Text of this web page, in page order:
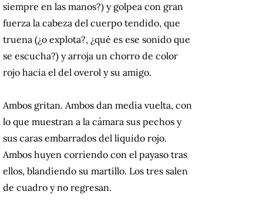
siempre en las manos?) y golpea con gran
fuerza la cabeza del cuerpo tendido, que
truena (¿o explota?, ¿qué es ese sonido que
se escucha?) y arroja un chorro de color
rojo hacia el del overol y su amigo.
Ambos gritan. Ambos dan media vuelta, con
lo que muestran a la cámara sus pechos y
sus caras embarrados del líquido rojo.
Ambos huyen corriendo con el payaso tras
ellos, blandiendo su martillo. Los tres salen
de cuadro y no regresan.